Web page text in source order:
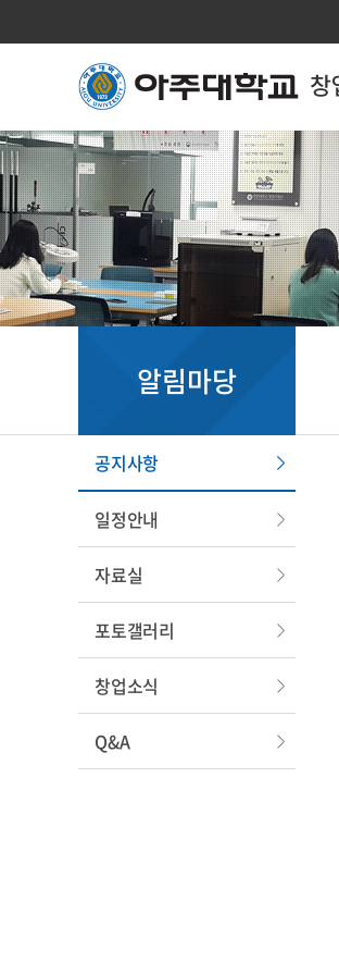
알림마당
공지사항
일정안내
자료실
포토갤러리
창업소식
Q&A